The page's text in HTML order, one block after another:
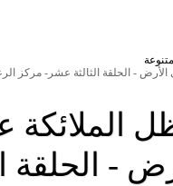
- الحلقة الثالثة عشر- مركز
الملائكة
- الحلقة